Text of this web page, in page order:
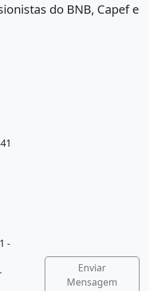
do BNB, Capef e
-
Enviar
Mensagem